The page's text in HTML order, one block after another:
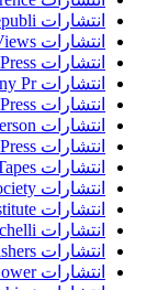
انتشارات epubli
انتشارات Expert Views
انتشارات Fair Winds Press
انتشارات Fast Company Pr
انتشارات First Draught Press
انتشارات Gary D. Anderson
انتشارات Gatekeeper Press
انتشارات Gateways Books & Tapes
انتشارات Geological Society
انتشارات Getty Conservation Institute
انتشارات Giappichelli
انتشارات Goodfellow Publishers
انتشارات Gower